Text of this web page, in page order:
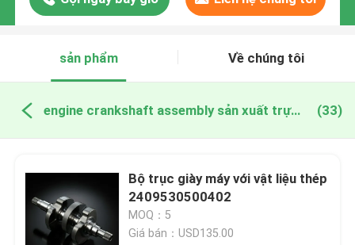
sản phẩm Về chúng tôi
engine crankshaft assembly sản xuất trực tuyến (33)
Bộ trục giày máy với vật liệu thép
2409530500402
MOQ：5
Giá bán：USD135.00